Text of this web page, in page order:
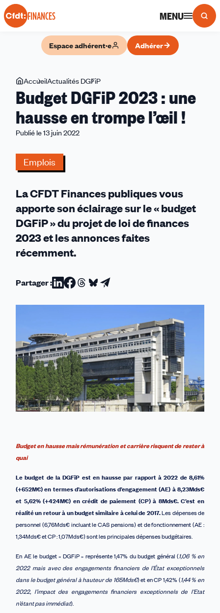
Panneau de gestion des cookies
FINANCES MENU
Espace adhérent·e Adhérer
Vous
êtes
ici
AccueilActualités DGFiP
DGFiP
une
Budget DGFiP 2023 : une
hausse en trompe l’œil !
Publié le 13 juin 2022
Emplois
La CFDT Finances publiques vous
apporte son éclairage sur le « budget
DGFiP » du projet de loi de finances
2023 et les annonces faites
récemment.
Partager :Partager
sur
Partager
sur
Partager
sur
Partager
sur
Partager
par
Budget en hausse mais rémunération et carrière risquent de rester à
quai
Le budget de la DGFiP est en haussepar rapport à 2022 de 8,61%
(+652M€)en termes d’autorisations d’engagement (AE) à 8,23Mds€
et 5,62%(+424M€) encrédit de paiement (CP) à 8Mds€.C’est en
réalité un retour à un budget similaire à celui de 2017.Les dépenses de
personnel (6,76Mds€ incluant le CAS pensions) et de fonctionnement (AE :
1,34Mds€ et CP : 1,07Mds€) sont les principales dépenses budgétaires.
En AE le budget « DGFiP » représente 1,47% du budget général (1,06 % en
2022 mais avec des engagements financiers de l’État exceptionnels
dans le budget général à hauteur de 165Mds€) et en CP 1,42% (1,44 % en
2022, l’impact des engagements financiers exceptionnels de l’Etat
n’étant pas immédiat).